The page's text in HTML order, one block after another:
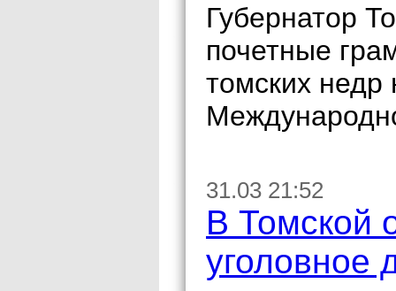
Губернатор
почетные
томских недр
31.03 21:52
В Томской
уголовное